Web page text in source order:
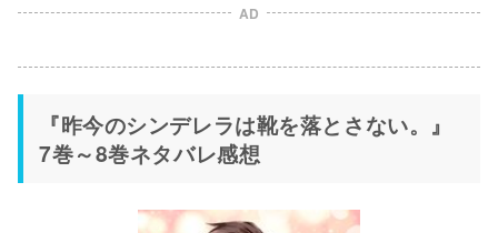
AD
『昨今のシンデレラは靴を落とさない。』
7巻～8巻ネタバレ感想